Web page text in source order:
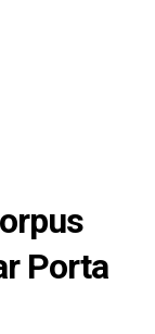
Porta